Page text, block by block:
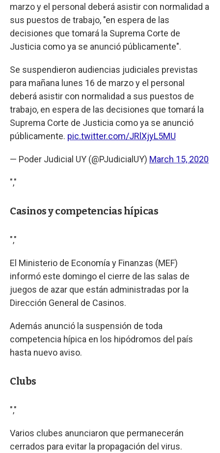
marzo y el personal deberá asistir con normalidad a
sus puestos de trabajo, "en espera de las
decisiones que tomará la Suprema Corte de
Justicia como ya se anunció públicamente".
Se suspendieron audiencias judiciales previstas
para mañana lunes 16 de marzo y el personal
deberá asistir con normalidad a sus puestos de
trabajo, en espera de las decisiones que tomará la
Suprema Corte de Justicia como ya se anunció
públicamente. pic.twitter.com/JRlXjyL5MU
— Poder Judicial UY (@PJudicialUY) March 15, 2020
","
Casinos y competencias hípicas
","
El Ministerio de Economía y Finanzas (MEF)
informó este domingo el cierre de las salas de
juegos de azar que están administradas por la
Dirección General de Casinos.
Además anunció la suspensión de toda
competencia hípica en los hipódromos del país
hasta nuevo aviso.
Clubs
","
Varios clubes anunciaron que permanecerán
cerrados para evitar la propagación del virus.